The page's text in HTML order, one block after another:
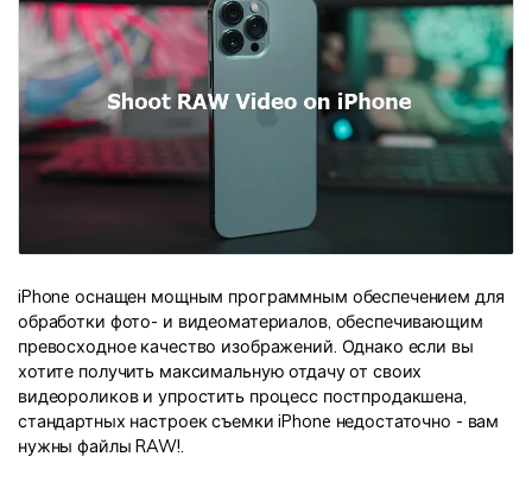
Информационный центр
НАЙТИ БОЛЬШЕ РЕШЕНИЙ
iPhone оснащен мощным программным обеспечением для
обработки фото- и видеоматериалов, обеспечивающим
превосходное качество изображений. Однако если вы
хотите получить максимальную отдачу от своих
видеороликов и упростить процесс постпродакшена,
стандартных настроек съемки iPhone недостаточно - вам
нужны файлы RAW!.